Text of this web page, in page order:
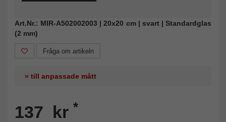
Art.Nr.: MIR-A502002003 | 20x20 cm | svart | Standardglas
(2 mm)
Fråga om artikeln
» till anpassade mått
137 kr *